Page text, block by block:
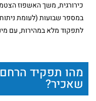
במספר שבועות (לעומת
לתפקוד מלא במהירות, עם
מהו תפקיד
שאכיר?